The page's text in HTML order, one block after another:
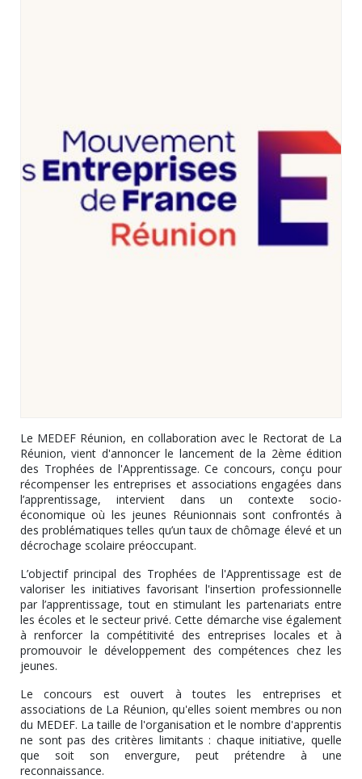
Le MEDEF Réunion, en collaboration avec le Rectorat de La
Réunion, vient d'annoncer le lancement de la 2ème édition
des Trophées de l'Apprentissage. Ce concours, conçu pour
récompenser les entreprises et associations engagées dans
l’apprentissage, intervient dans un contexte socio-
économique où les jeunes Réunionnais sont confrontés à
des problématiques telles qu’un taux de chômage élevé et un
décrochage scolaire préoccupant.
L’objectif principal des Trophées de l'Apprentissage est de
valoriser les initiatives favorisant l'insertion professionnelle
par l’apprentissage, tout en stimulant les partenariats entre
les écoles et le secteur privé. Cette démarche vise également
à renforcer la compétitivité des entreprises locales et à
promouvoir le développement des compétences chez les
jeunes.
Le concours est ouvert à toutes les entreprises et
associations de La Réunion, qu'elles soient membres ou non
du MEDEF. La taille de l'organisation et le nombre d'apprentis
ne sont pas des critères limitants : chaque initiative, quelle
que soit son envergure, peut prétendre à une
reconnaissance.